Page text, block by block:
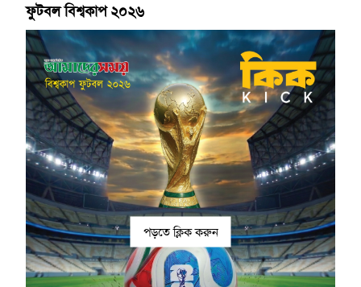
ফুটবল বিশ্বকাপ ২০২৬
পড়তে ক্লিক করুন